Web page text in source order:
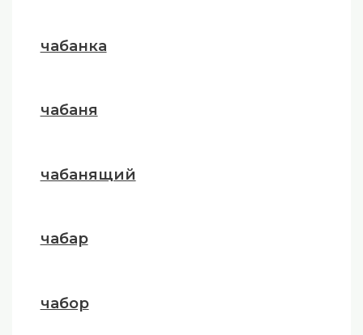
чабанка
чабаня
чабанящий
чабар
чабор